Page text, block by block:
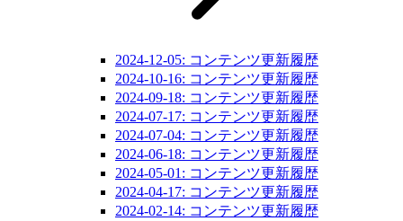
2024-12-05: コンテンツ更新履歴
2024-10-16: コンテンツ更新履歴
2024-09-18: コンテンツ更新履歴
2024-07-17: コンテンツ更新履歴
2024-07-04: コンテンツ更新履歴
2024-06-18: コンテンツ更新履歴
2024-05-01: コンテンツ更新履歴
2024-04-17: コンテンツ更新履歴
2024-02-14: コンテンツ更新履歴